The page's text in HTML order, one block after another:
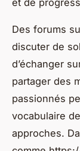
et de
Des forums
discuter de
d’échanger
partager des
passionnés
vocabulaire
approches.